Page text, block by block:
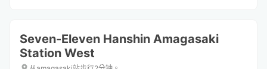
Seven-Eleven Hanshin Amagasaki
Station West